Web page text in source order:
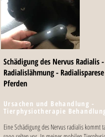
Schädigung des Nervus Radialis -
Radialislähmung -
Pferden
Ursachen und Behandlung -
Tierphysiotherapie
Eine Schädigung des Nervus radialis kommt